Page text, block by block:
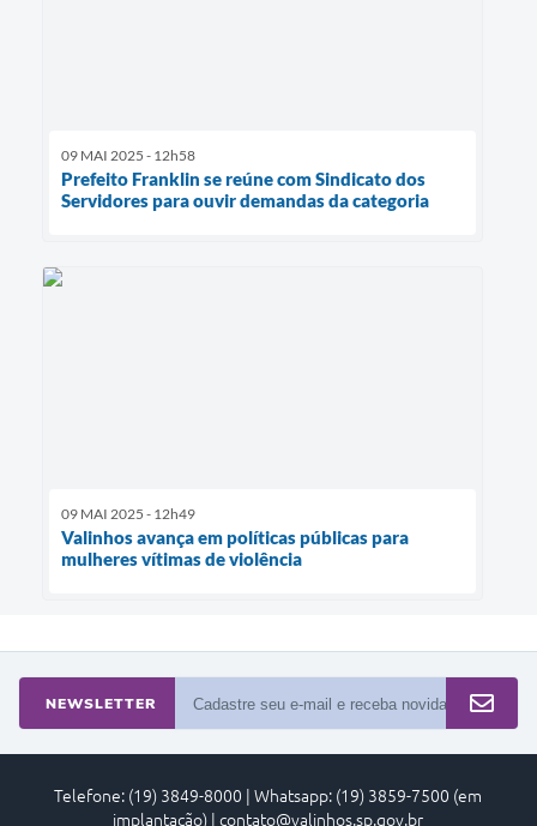
09 MAI 2025 - 12h58
Prefeito Franklin se reúne com Sindicato dos
Servidores para ouvir demandas da categoria
09 MAI 2025 - 12h49
Valinhos avança em políticas públicas para
mulheres vítimas de violência
NEWSLETTER
Telefone: (19) 3849-8000 | Whatsapp: (19) 3859-7500 (em
implantação) | contato@valinhos.sp.gov.br